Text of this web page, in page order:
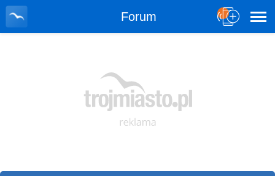
Forum